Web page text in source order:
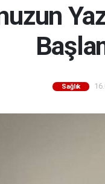
Sağlık